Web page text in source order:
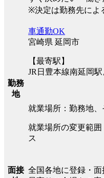
※決定は勤務先によ
勤務
地
車通勤OK
宮崎県 延岡市
【最寄駅】
JR日豊本線南延岡
就業場所：勤務地
就業場所の変更範
ス
面接 全国各地に登録・面